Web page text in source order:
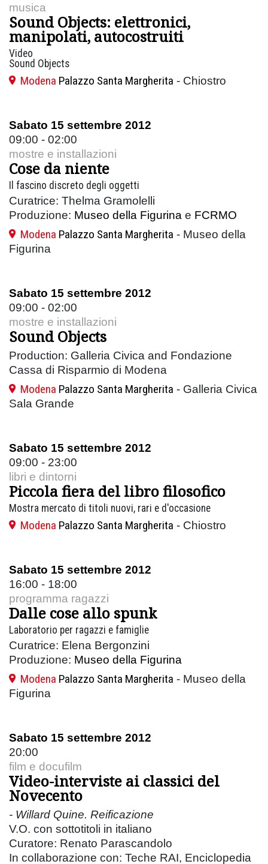
musica
Sound Objects: elettronici,
manipolati, autocostruiti
Video
Sound Objects
Modena Palazzo Santa Margherita - Chiostro
Sabato 15 settembre 2012
09:00 - 02:00
mostre e installazioni
Cose da niente
Il fascino discreto degli oggetti
Curatrice: Thelma Gramolelli
Produzione: Museo della Figurina e FCRMO
Modena Palazzo Santa Margherita - Museo della
Figurina
Sabato 15 settembre 2012
09:00 - 02:00
mostre e installazioni
Sound Objects
Production: Galleria Civica and Fondazione
Cassa di Risparmio di Modena
Modena Palazzo Santa Margherita - Galleria Civica
Sala Grande
Sabato 15 settembre 2012
09:00 - 23:00
libri e dintorni
Piccola fiera del libro filosofico
Mostra mercato di titoli nuovi, rari e d'occasione
Modena Palazzo Santa Margherita - Chiostro
Sabato 15 settembre 2012
16:00 - 18:00
programma ragazzi
Dalle cose allo spunk
Laboratorio per ragazzi e famiglie
Curatrice: Elena Bergonzini
Produzione: Museo della Figurina
Modena Palazzo Santa Margherita - Museo della
Figurina
Sabato 15 settembre 2012
20:00
film e docufilm
Video-interviste ai classici del
Novecento
- Willard Quine. Reificazione
V.O. con sottotitoli in italiano
Curatore: Renato Parascandolo
In collaborazione con: Teche RAI, Enciclopedia